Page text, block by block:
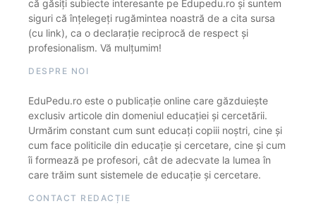
că găsiți subiecte interesante pe Edupedu.ro și suntem
siguri că înțelegeți rugămintea noastră de a cita sursa
(cu link), ca o declarație reciprocă de respect și
profesionalism. Vă mulțumim!
DESPRE NOI
EduPedu.ro este o publicație online care găzduiește
exclusiv articole din domeniul educației și cercetării.
Urmărim constant cum sunt educați copiii noștri, cine și
cum face politicile din educație și cercetare, cine și cum
îi formează pe profesori, cât de adecvate la lumea în
care trăim sunt sistemele de educație și cercetare.
CONTACT REDACȚIE